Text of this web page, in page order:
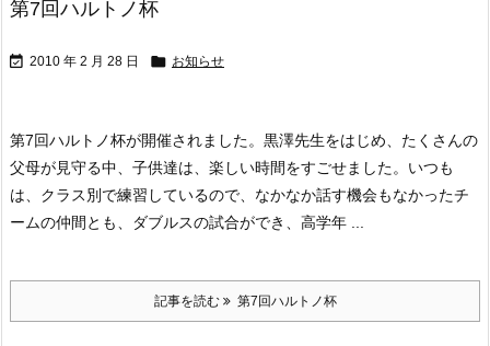
第7回ハルトノ杯
 2010 年 2 月 28 日  お知らせ
第7回ハルトノ杯が開催されました。 黒澤先生をはじめ、たくさんの
父母が見守る中、子供達は、楽しい時間をすごせました。いつも
は、クラス別で練習しているので、なかなか話す機会もなかったチ
ームの仲間とも、ダブルスの試合ができ、高学年 ...
記事を読む 第7回ハルトノ杯